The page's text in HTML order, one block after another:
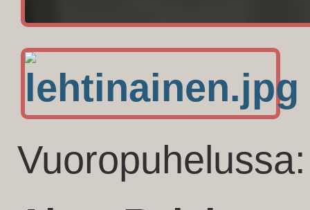
Vuoropuhelussa: